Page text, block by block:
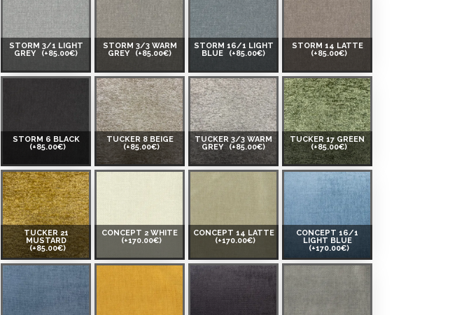
STORM 3/1 LIGHT
GREY
(+85.00€)
STORM 3/3 WARM
GREY
(+85.00€)
STORM 16/1 LIGHT
BLUE
(+85.00€)
STORM 14 LATTE
(+85.00€)
STORM 6 BLACK
(+85.00€)
TUCKER 8 BEIGE
(+85.00€)
TUCKER 3/3 WARM
GREY
(+85.00€)
TUCKER 17 GREEN
(+85.00€)
TUCKER 21
MUSTARD
(+85.00€)
CONCEPT 2 WHITE
(+170.00€)
CONCEPT 14 LATTE
(+170.00€)
CONCEPT 16/1
LIGHT BLUE
(+170.00€)